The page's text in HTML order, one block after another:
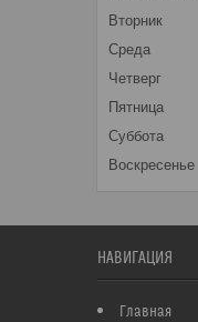
Вторник
Среда
Четверг
Пятница
Суббота
Воскресенье
НАВИГАЦИЯ
Главная